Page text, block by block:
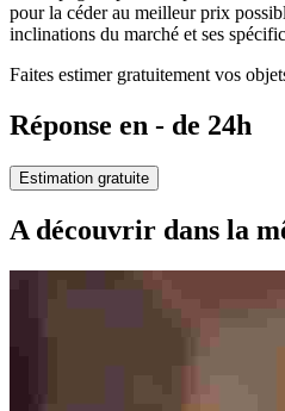
pour la céder au meilleur prix
inclinations du marché et ses
Faites estimer gratuitement vos
Réponse en - de 24h
Estimation gratuite
A découvrir dans la